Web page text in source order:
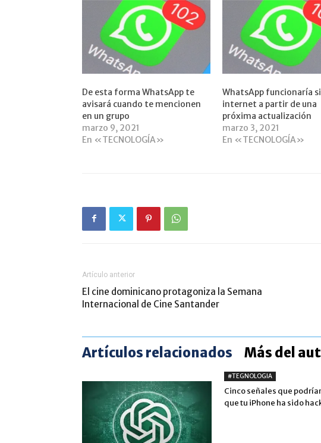
De esta forma WhatsApp te
avisará cuando te mencionen
en un grupo
marzo 9, 2021
En «TECNOLOGÍA»
WhatsApp funcionaría
internet a partir de una
próxima actualización
marzo 3, 2021
En «TECNOLOGÍA»
Artículo anterior
El cine dominicano protagoniza la Semana
Internacional de Cine Santander
Artículos relacionados Más del
#TEGNOLOGIA
Cinco señales que
que tu iPhone ha sido